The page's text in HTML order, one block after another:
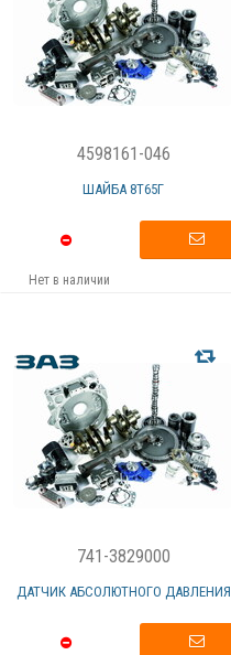
4598161-046
ШАЙБА 8Т65Г
Нет в наличии
741-3829000
ДАТЧИК АБСОЛЮТНОГО ДАВЛЕНИЯ